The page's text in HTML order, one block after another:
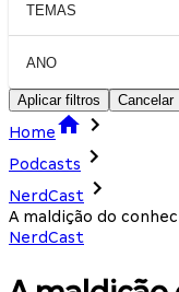
TEMAS
ANO
Aplicar filtros Cancelar
Home
Podcasts
NerdCast
A maldição do
NerdCast